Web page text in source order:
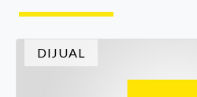
DIJUAL